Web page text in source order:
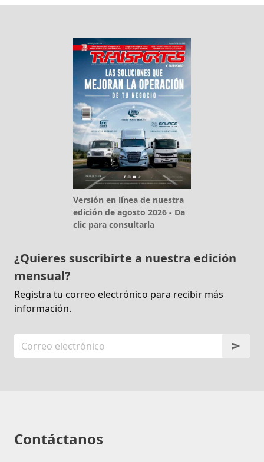
Versión en línea de nuestra
edición de agosto 2026 - Da
clic para consultarla
¿Quieres suscribirte a nuestra edición
mensual?
Registra tu correo electrónico para recibir más
información.
Contáctanos